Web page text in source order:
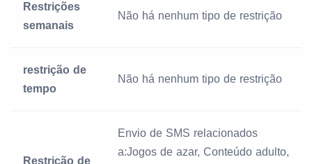
Restrições
semanais
Não há nenhum tipo de restrição
restrição de
tempo
Não há nenhum tipo de restrição
Restrição de
Envio de SMS relacionados
a:Jogos de azar, Conteúdo adulto,